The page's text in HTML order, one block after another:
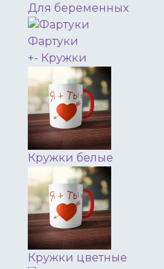
Для беременных
Фартуки
+- Кружки
Кружки белые
Кружки цветные